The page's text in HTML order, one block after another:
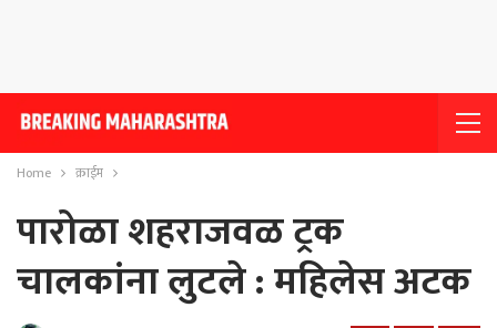
Home क्राईम
पारोळा शहराजवळ ट्रक
चालकांना लुटले : महिलेस अटक